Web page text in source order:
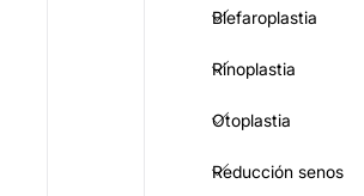
Blefaroplastia
Rinoplastia
Otoplastia
Reducción senos